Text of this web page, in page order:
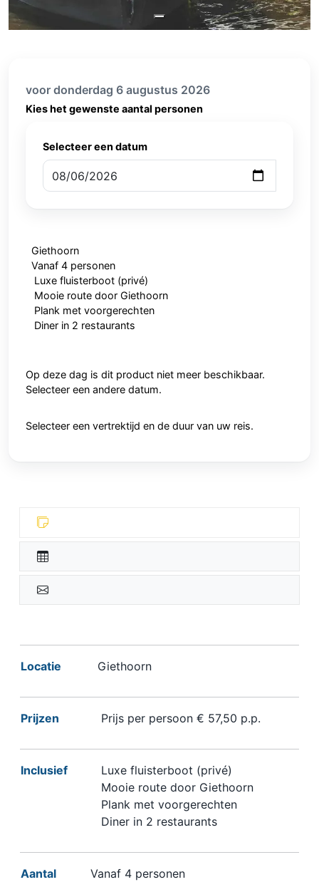
voor donderdag 6 augustus 2026
Kies het gewenste aantal personen
Selecteer een datum
Giethoorn
Vanaf 4 personen
Luxe fluisterboot (privé)
Mooie route door Giethoorn
Plank met voorgerechten
Diner in 2 restaurants
Op deze dag is dit product niet meer beschikbaar.
Selecteer een andere datum.
Selecteer een vertrektijd en de duur van uw reis.
Locatie Giethoorn
Prijzen Prijs per persoon € 57,50 p.p.
Inclusief
Luxe fluisterboot (privé)
Mooie route door Giethoorn
Plank met voorgerechten
Diner in 2 restaurants
Aantal Vanaf 4 personen